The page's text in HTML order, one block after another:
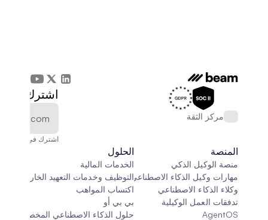
مركز الثقة
اشترك في
اشترك في النشرة
المنصة
منصة الوكيل الذكي
مهارات وكيل الذكاء الاصطناعي
وكلاء الذكاء الاصطناعي
تدفقات العمل الوكيلية
AgentOS
الحلول
الخدمات المالية
التوظيف وخدمات التعهيد الخارجي
اكتساب المواهب
بي بي أو
حلول الذكاء الاصطناعي المخصصة